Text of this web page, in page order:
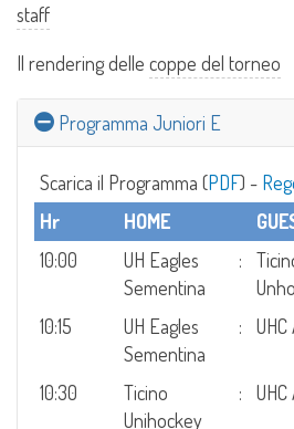
staff
Il rendering delle coppe del torneo
Programma Juniori E
Scarica il Programma (PDF) -
Hr
HOME
10:00
UH Eagles
Sementina
:
10:15
UH Eagles
Sementina
:
10:30
Ticino
Unihockey
: